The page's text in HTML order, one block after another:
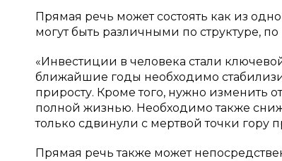
Прямая речь может состоять как из
могут быть различными по структуре,
«Инвестиции в человека стали
ближайшие годы необходимо
приросту. Кроме того, нужно изменить
полной жизнью. Необходимо также
только сдвинули с мертвой точки гору
Прямая речь также может